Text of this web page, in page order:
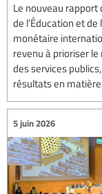
Le nouveau rapport
de l’Éducation et
monétaire
revenu à prioriser
des services
résultats en
5 juin 2026